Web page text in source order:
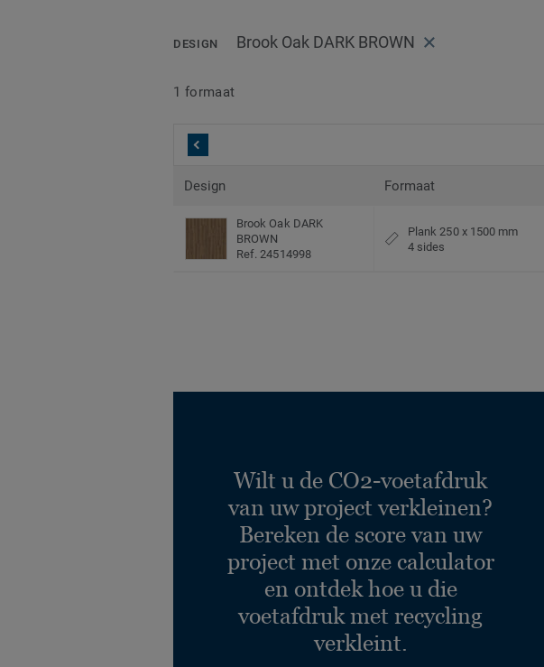
DESIGN Brook Oak DARK BROWN
1 formaat
Design Formaat
Brook Oak DARK
BROWN
Ref. 24514998
Plank 250 x 1500 mm
4 sides
Wilt u de CO2-voetafdruk
van uw project verkleinen?
Bereken de score van uw
project met onze calculator
en ontdek hoe u die
voetafdruk met recycling
verkleint.